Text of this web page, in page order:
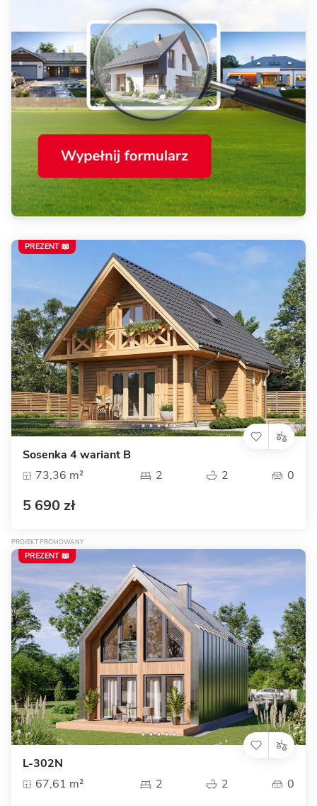
Sosenka 4 wariant B
73,36 m²
2 2 0
5 690 zł
PREZENT 📖
PROJEKT PROMOWANY
L-302N
67,61 m²
2 2 0
PREZENT 📖